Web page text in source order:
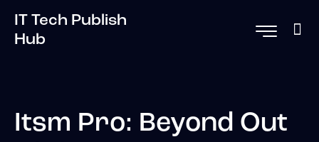
IT Tech Publish
Hub
Itsm Pro: Beyond Out